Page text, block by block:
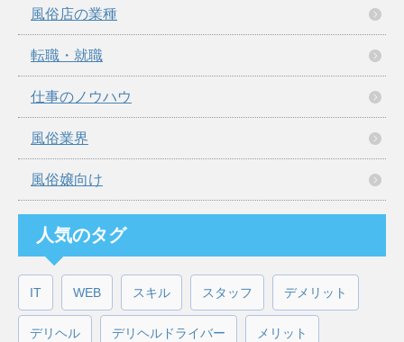
風俗店の業種
転職・就職
仕事のノウハウ
風俗業界
風俗嬢向け
人気のタグ
IT WEB スキル スタッフ デメリット
デリヘル デリヘルドライバー メリット